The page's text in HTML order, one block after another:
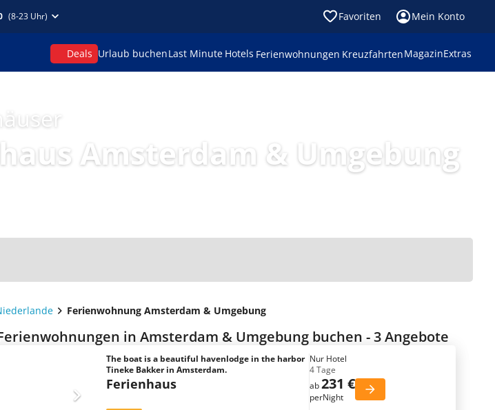
(8-23 Uhr) Favoriten Mein Konto
Deals Urlaub buchenLast Minute Hotels Ferienwohnungen KreuzfahrtenMagazinExtras
Amsterdam & Umgebung
Ferienwohnung Amsterdam & Umgebung
in Amsterdam & Umgebung buchen - 3 Angebote
The boat is a beautiful havenlodge in the harbor
Tineke Bakker in Amsterdam.
Ferienhaus
Nur Hotel
4 Tage
ab231 €
perNight